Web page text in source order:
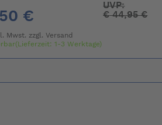
€
UVP:
€44,95 €
Mwst. zzgl. Versand
1-3 Werktage)